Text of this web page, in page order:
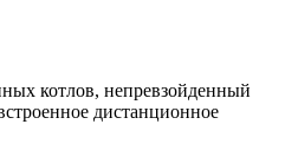
котлов, непревзойденный
дистанционное